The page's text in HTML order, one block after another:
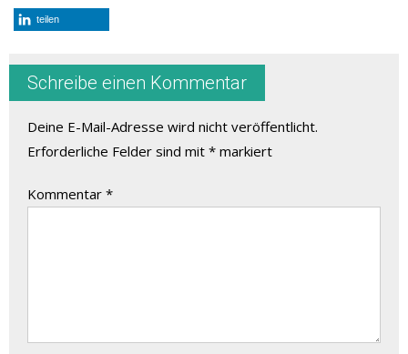
teilen
Schreibe einen Kommentar
Deine E-Mail-Adresse wird nicht veröffentlicht.
Erforderliche Felder sind mit * markiert
Kommentar *